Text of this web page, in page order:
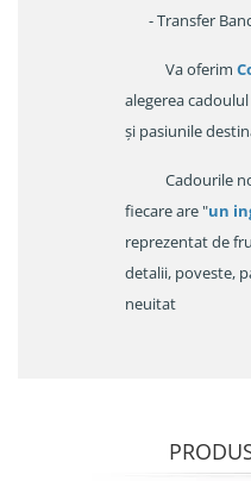
- Transfer
Va oferim
alegerea
și pasiunile
Cadourile
fiecare are "un
reprezentat de
detalii, poveste,
neuitat